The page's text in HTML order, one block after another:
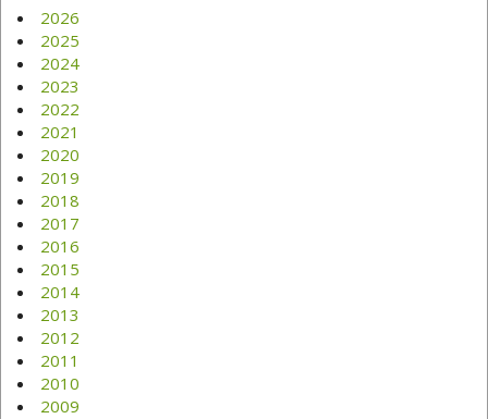
2026
2025
2024
2023
2022
2021
2020
2019
2018
2017
2016
2015
2014
2013
2012
2011
2010
2009